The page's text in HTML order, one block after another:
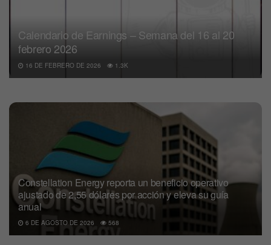
Calendario de Earnings – Semana del 16 al 20
febrero 2026
16 DE FEBRERO DE 2026 1.3K
Constellation Energy reporta un beneficio operativo
ajustado de 2,55 dólares por acción y eleva su guía
anual
6 DE AGOSTO DE 2026 568